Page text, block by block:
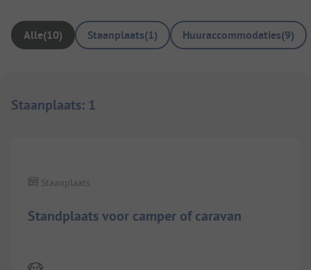
Alle(10) Staanplaats(1) Huuraccommodaties(9)
Staanplaats: 1
Standplaats voor camper of caravan
Staanplaats